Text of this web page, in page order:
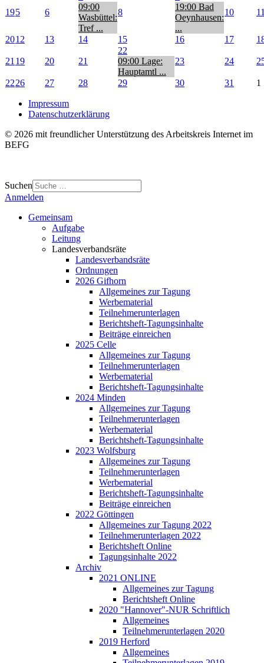
195 6
09:00
Wasbüttel:
Tref ...
8
19:00 Bad
Oeynhausen:
...
10
2012 13 14 15 16 17
21 19 20 21
22
09:00 Lage:
Hauptamtl ...
23 24
2226 27 28 29 30 31 1
Impressum
Datenschutzerklärung
© 2026 mit freundlicher Unterstützung des Arbeitskreis Internet im
BEFG
Suchen
Anmelden
Gemeinsam
Aufgabe
Leitung
Landesverbandsräte
Landesverbandsräte
Ordnungen
2026 Gifhorn
Allgemeines zur Tagung
Werbematerial
Teilnehmerunterlagen
Berichtsheft-Tagungsinhalte
Beiträge einreichen
2025 Celle
Allgemeines zur Tagung
Teilnehmerunterlagen
Werbematerial
Berichtsheft-Tagungsinhalte
2024 Minden
Allgemeines zur Tagung
Teilnehmerunterlagen
Werbematerial
Berichtsheft-Tagungsinhalte
2023 Wolfsburg
Allgemeines zur Tagung
Teilnehmerunterlagen
Werbematerial
Berichtsheft-Tagungsinhalte
Beiträge einreichen
2022 Göttingen
Allgemeines zur Tagung 2022
Teilnehmerunterlagen 2022
Berichtsheft Online
Tagungsinhalte 2022
Archiv
2021 ONLINE
Allgemeines zur Tagung
Berichtsheft Online
2020 "Hannover"-NUR Schriftlich
Allgemeines
Teilnehmerunterlagen 2020
2019 Herford
Allgemeines